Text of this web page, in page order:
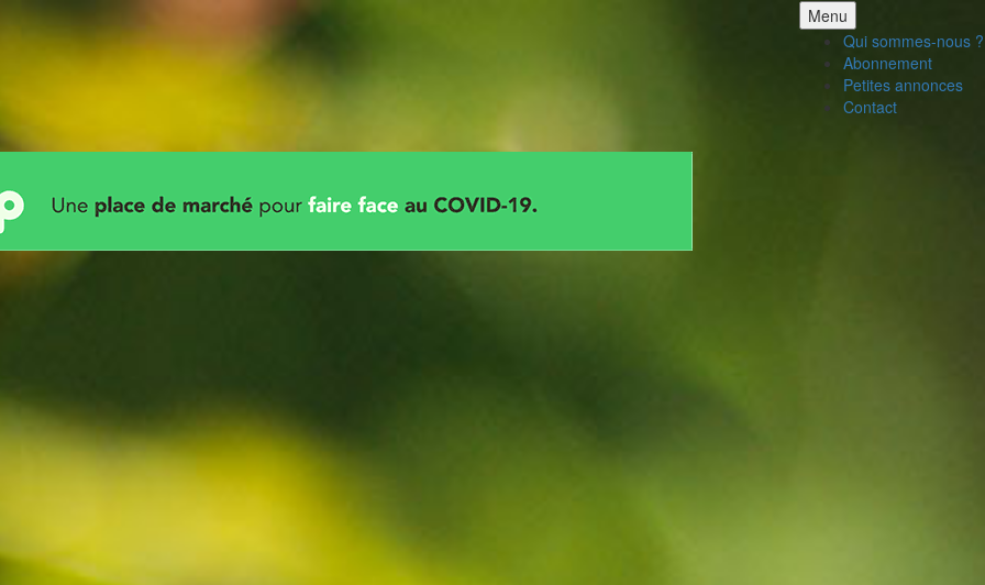
Menu
au
contenu
Qui sommes-nous ?
Abonnement
Petites annonces
Contact